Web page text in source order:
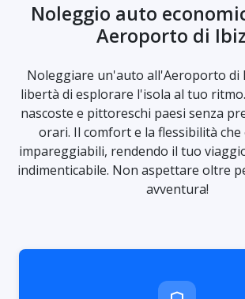
Noleggio auto
Aeroporto di
Noleggiare un'auto all'Aeroporto di
libertà di esplorare l'isola al tuo
nascoste e pittoreschi paesi senza
orari. Il comfort e la flessibilità
impareggiabili, rendendo il tuo
indimenticabile. Non aspettare oltre
avventura!